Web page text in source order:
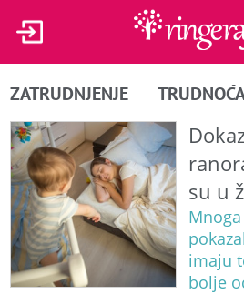
ZATRUDNJENJE
su u
imaju
bolje